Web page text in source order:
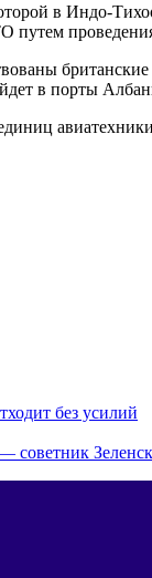
в Индо-
путем
в порты
без усилий